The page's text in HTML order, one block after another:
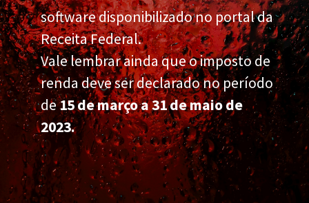
software disponibilizado no portal da
Receita Federal.
Vale lembrar ainda que o imposto de
renda deve ser declarado no período
de15 de março a 31 de maio de
2023.